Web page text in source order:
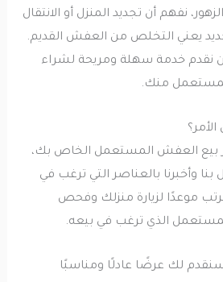
نفهم أن تجديد المنزل أو الانتقال
يعني التخلص من العفش القديم.
خدمة سهلة ومريحة لشراء
منك.
العفش المستعمل الخاص بك،
بالعناصر التي ترغب في
لزيارة منزلك وفحص
الذي ترغب في بيعه.
لك عرضًا عادلًا ومناسبًا